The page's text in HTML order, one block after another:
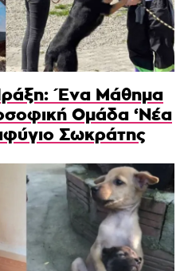
Ένα Μάθημα
Ομάδα ‘Νέα
Σωκράτης